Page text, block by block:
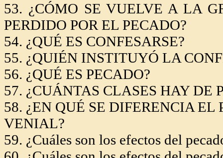
53. ¿CÓMO SE VUELVE A LA
PERDIDO POR EL PECADO?
54. ¿QUÉ ES CONFESARSE?
55. ¿QUIÉN INSTITUYÓ LA
56. ¿QUÉ ES PECADO?
57. ¿CUÁNTAS CLASES HAY DE
58. ¿EN QUÉ SE DIFERENCIA
VENIAL?
59. ¿Cuáles son los efectos del